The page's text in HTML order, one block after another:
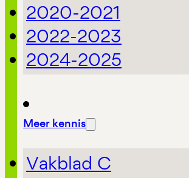
2020-2021
2022-2023
2024-2025
Meer kennis
Vakblad C